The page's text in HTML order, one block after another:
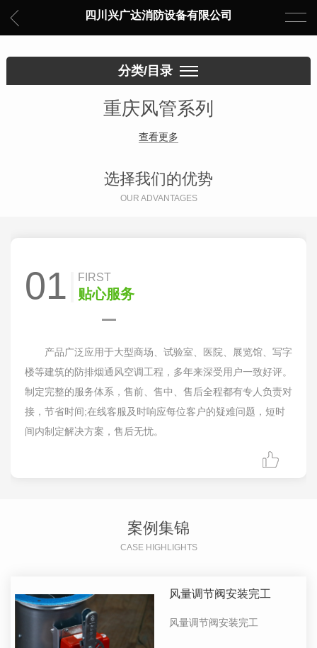
四川兴广达消防设备有限公司
分类/目录
重庆风管系列
查看更多
选择我们的优势
OUR ADVANTAGES
01 FIRST
贴心服务
产品广泛应用于大型商场、试验室、医院、展览馆、写字
楼等建筑的防排烟通风空调工程，多年来深受用户一致好评。
制定完整的服务体系，售前、售中、售后全程都有专人负责对
接，节省时间;在线客服及时响应每位客户的疑难问题，短时
间内制定解决方案，售后无忧。
案例集锦
CASE HIGHLIGHTS
风量调节阀安装完工
风量调节阀安装完工